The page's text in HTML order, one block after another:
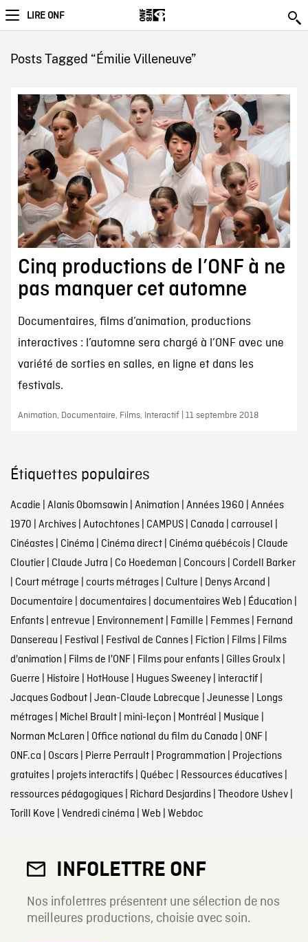
LIRE ONF
Posts Tagged “Émilie Villeneuve”
Cinq productions de l’ONF à ne
pas manquer cet automne
Documentaires, films d’animation, productions
interactives : l’automne sera chargé à l’ONF avec une
variété de sorties en salles, en ligne et dans les
festivals.
Animation, Documentaire, Films, Interactif | 11 septembre 2018
Étiquettes populaires
Acadie Alanis Obomsawin Animation Années 1960 Années
1970 Archives| Autochtones| CAMPUS| Canada carrousel
Cinéastes| Cinéma Cinéma direct| Cinéma québécois| Claude
Cloutier| Claude Jutra Co Hoedeman Concours| Cordell Barker
Court métrage courts métrages| Culture Denys Arcand
Documentaire documentaires| documentaires Web Éducation
Enfants| entrevue Environnement| Famille Femmes| Fernand
Dansereau Festival Festival de Cannes| Fiction Films| Films
d'animation Films de l'ONF| Films pour enfants| Gilles Groulx|
Guerre Histoire HotHouse Hugues Sweeney| interactif|
Jacques Godbout| Jean-Claude Labrecque Jeunesse Longs
métrages| Michel Brault| mini-leçon Montréal Musique
Norman McLaren Office national du film du Canada ONF|
ONF.ca Oscars| Pierre Perrault| Programmation Projections
gratuites| projets interactifs| Québec Ressources éducatives|
ressources pédagogiques| Richard Desjardins| Theodore Ushev|
Torill Kove Vendredi cinéma Web Webdoc
INFOLETTRE ONF
Nos infolettres présentent une sélection de nos
meilleures productions, choisie avec soin.